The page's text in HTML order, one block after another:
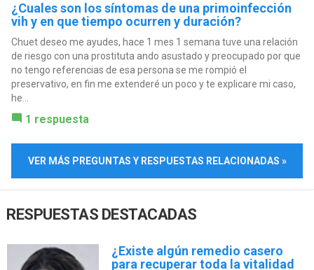
¿Cuales son los síntomas de una primoinfección
vih y en que tiempo ocurren y duración?
Chuet deseo me ayudes, hace 1 mes 1 semana tuve una relación
de riesgo con una prostituta ando asustado y preocupado por que
no tengo referencias de esa persona se me rompió el
preservativo, en fin me extenderé un poco y te explicare mi caso,
he...
1 respuesta
VER MÁS PREGUNTAS Y RESPUESTAS RELACIONADAS »
RESPUESTAS DESTACADAS
¿Existe algún remedio casero
para recuperar toda la vitalidad